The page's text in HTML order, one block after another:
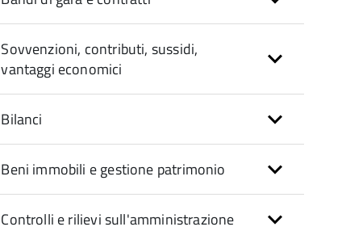
Sovvenzioni, contributi, sussidi,
vantaggi economici
Bilanci
Beni immobili e gestione patrimonio
Controlli e rilievi sull'amministrazione